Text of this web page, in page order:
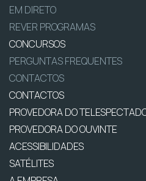
EM DIRETO
REVER PROGRAMAS
CONCURSOS
PERGUNTAS FREQUENTES
CONTACTOS
CONTACTOS
PROVEDORA DO
PROVEDORA DO OUVINTE
ACESSIBILIDADES
SATÉLITES